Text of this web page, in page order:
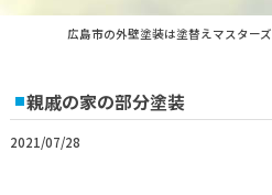
広島市の外壁塗装は塗替えマスターズ
親戚の家の部分塗装
2021/07/28